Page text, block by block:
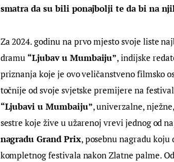
smatra da su bili ponajbolji te da bi na
Za 2024. godinu na prvo mjesto svoje liste
dramu “Ljubav u Mumbaiju”, indijske
priznanja koje je ovo veličanstveno filmsko
točnije od svoje svjetske premijere na
“Ljubavi u Mumbaiju”, univerzalne,
sestre koje žive u užarenoj vrevi jednog od
nagradu Grand Prix, posebnu nagradu
kompletnog festivala nakon Zlatne palme.